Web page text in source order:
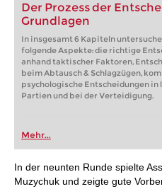
Der Prozess der
Grundlagen
In insgesamt 6 Kapiteln
folgende Aspekte: die richtige
anhand taktischer Faktoren,
beim Abtausch & Schlagzügen,
psychologische Entscheidungen in
Partien und bei der Verteidigung.
Mehr...
In der neunten Runde spielte
Muzychuk und zeigte gute